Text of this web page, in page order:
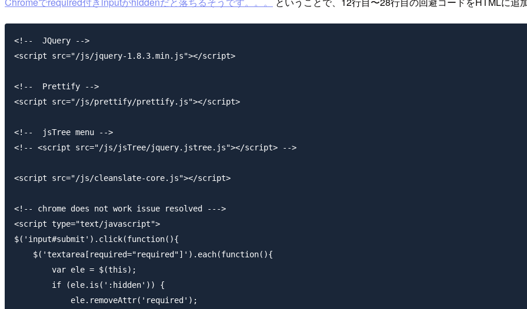
<!--  JQuery -->
<script src="/js/jquery-1.8.3.min.js"></script>
<!--  Prettify -->
<script src="/js/prettify/prettify.js"></script>
<!--  jsTree menu -->
<!-- <script src="/js/jsTree/jquery.jstree.js"></script> -->
<script src="/js/cleanslate-core.js"></script>
<!-- chrome does not work issue resolved --->
<script type="text/javascript">
$('input#submit').click(function(){
    $('textarea[required="required"]').each(function(){
        var ele = $(this);
        if (ele.is(':hidden')) {
            ele.removeAttr('required');